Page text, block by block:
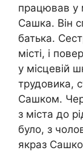
працював у
Сашка. Він
батька.
місті, і
у місцевій
трудовика,
Сашком.
з міста до
було, з
якраз